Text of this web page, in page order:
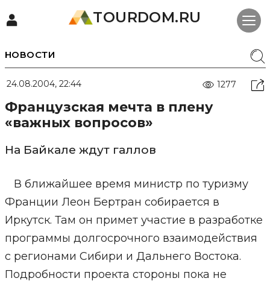
TOURDOM.RU
НОВОСТИ
24.08.2004, 22:44 1277
Французская мечта в плену
«важных вопросов»
На Байкале ждут галлов
В ближайшее время министр по туризму
Франции Леон Бертран собирается в
Иркутск. Там он примет участие в разработке
программы долгосрочного взаимодействия
с регионами Сибири и Дальнего Востока.
Подробности проекта стороны пока не